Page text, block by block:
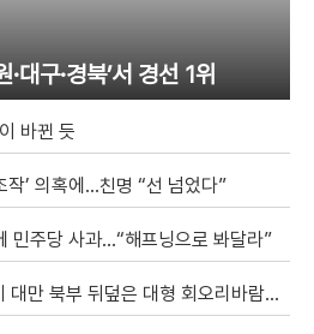
대구·경북’서 경선 1위
바뀐 듯
작’ 의혹에…친명 “선 넘었다”
민주당 사과…“해프닝으로 봐달라”
덮은 대형 회오리바람…먼지 다 빨아들여 [현장영상]